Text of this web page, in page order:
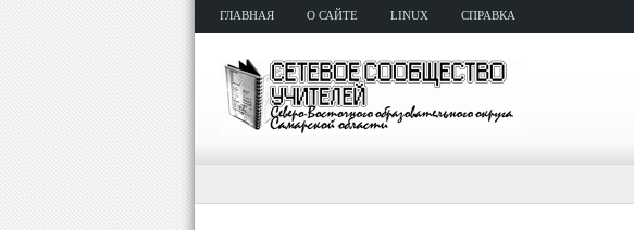
ГЛАВНАЯ О САЙТЕ LINUX СПРАВКА